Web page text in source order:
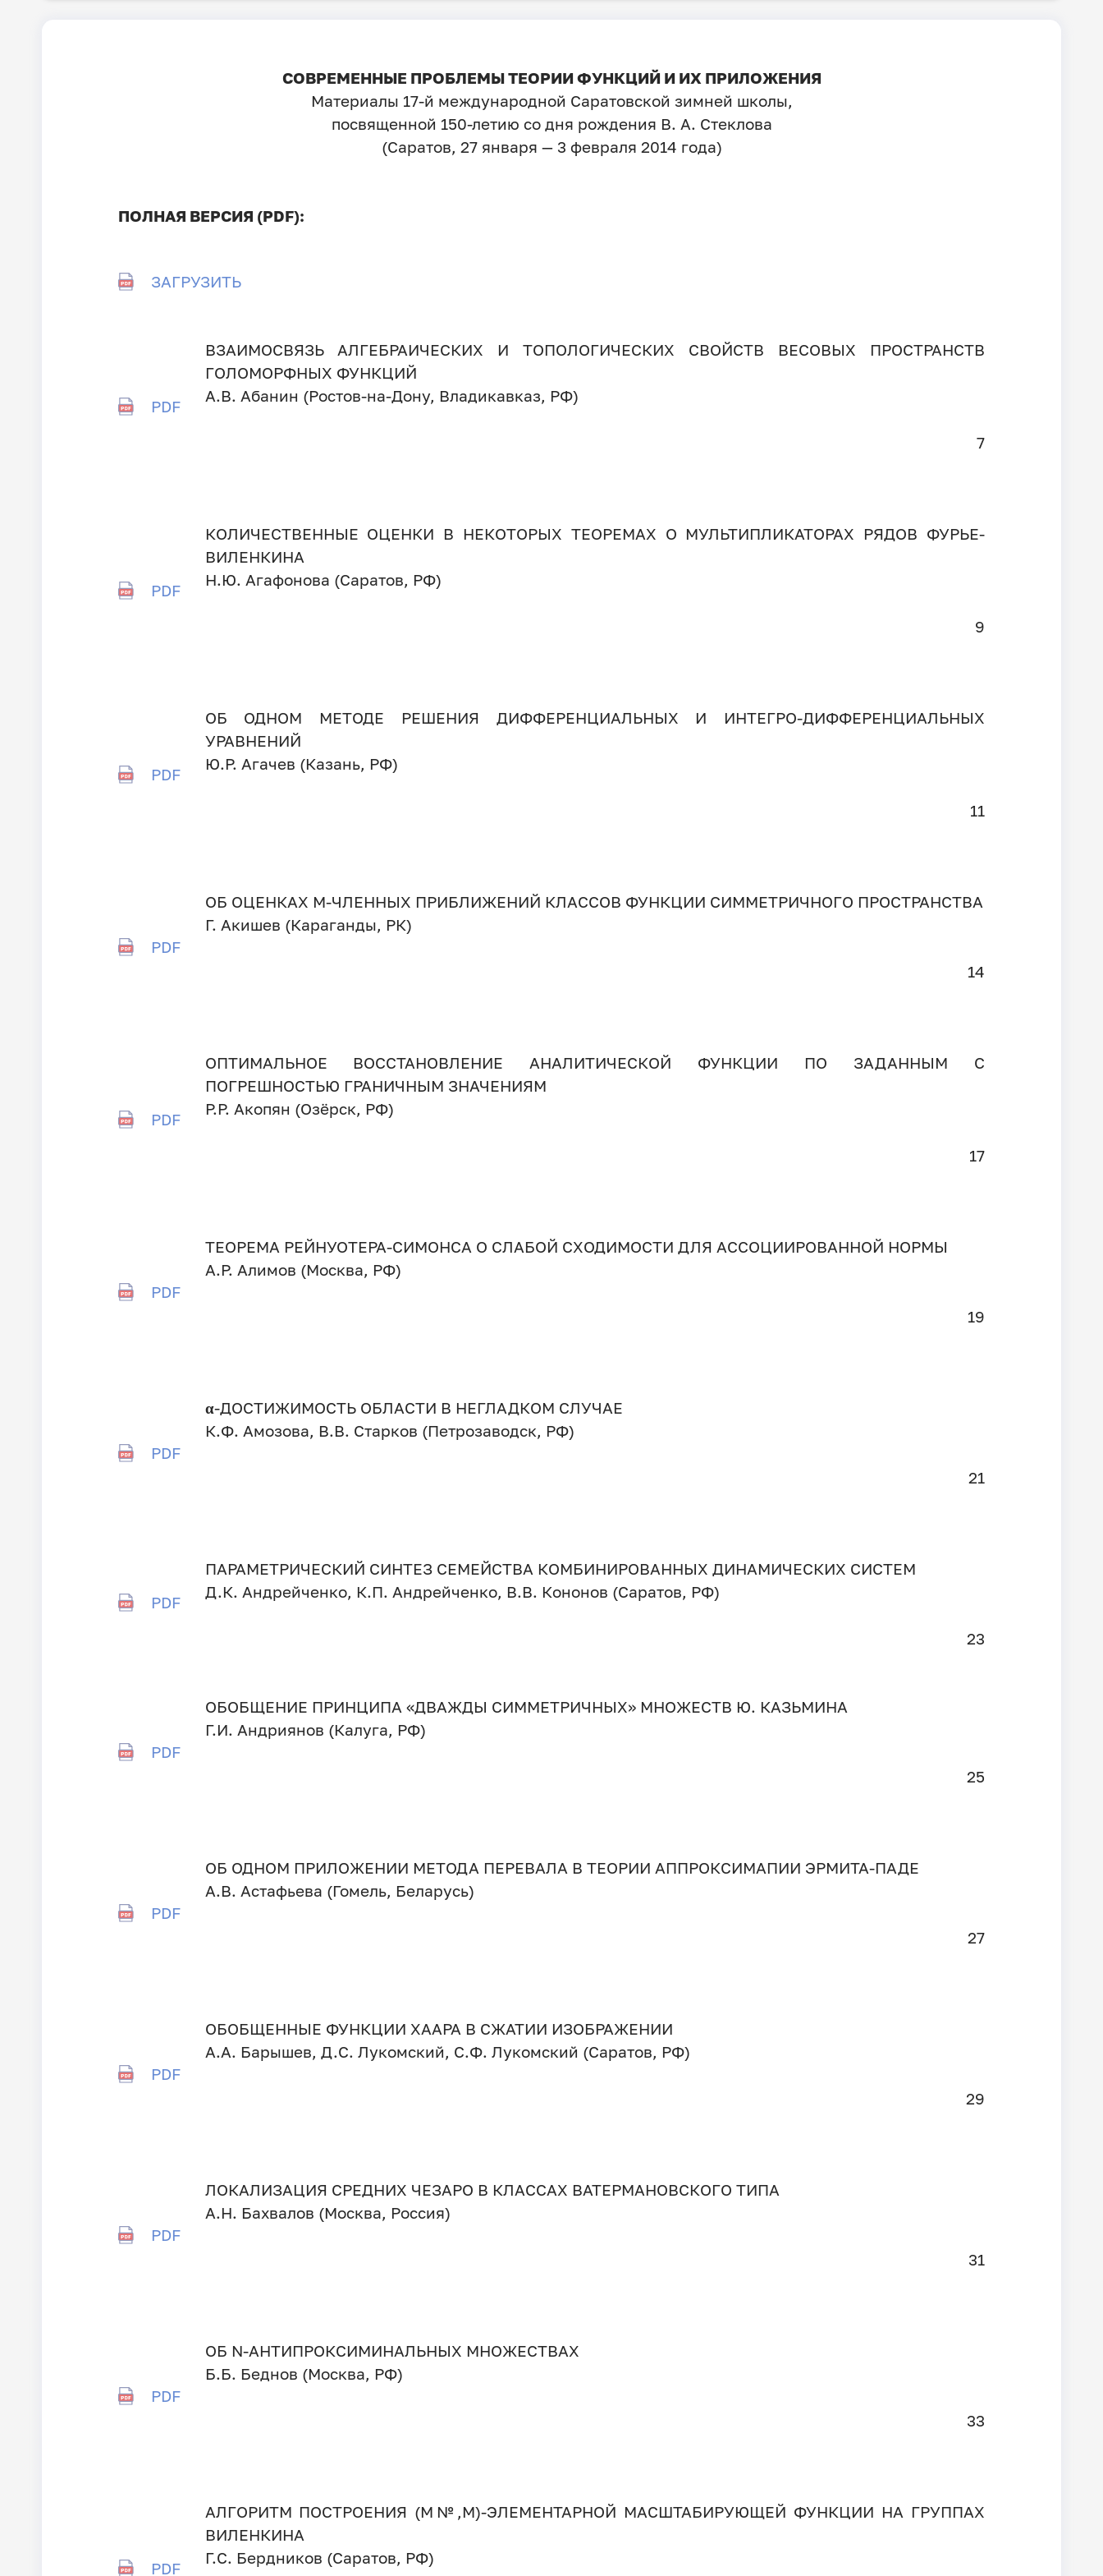
СОВРЕМЕННЫЕ ПРОБЛЕМЫ ТЕОРИИ ФУНКЦИЙ И ИХ ПРИЛОЖЕНИЯ
Материалы 17-й международной Саратовской зимней школы,
посвященной 150-летию со дня рождения В. А. Стеклова
(Саратов, 27 января — 3 февраля 2014 года)
ПОЛНАЯ ВЕРСИЯ (PDF):
ЗАГРУЗИТЬ
PDF
ВЗАИМОСВЯЗЬ АЛГЕБРАИЧЕСКИХ И ТОПОЛОГИЧЕСКИХ СВОЙСТВ ВЕСОВЫХ ПРОСТРАНСТВ
ГОЛОМОРФНЫХ ФУНКЦИЙ
А.В. Абанин (Ростов-на-Дону, Владикавказ, РФ)
7
PDF
КОЛИЧЕСТВЕННЫЕ ОЦЕНКИ В НЕКОТОРЫХ ТЕОРЕМАХ О МУЛЬТИПЛИКАТОРАХ РЯДОВ ФУРЬЕ-
ВИЛЕНКИНА
Н.Ю. Агафонова (Саратов, РФ)
9
PDF
ОБ ОДНОМ МЕТОДЕ РЕШЕНИЯ ДИФФЕРЕНЦИАЛЬНЫХ И ИНТЕГРО-ДИФФЕРЕНЦИАЛЬНЫХ
УРАВНЕНИЙ
Ю.Р. Агачев (Казань, РФ)
11
PDF
ОБ ОЦЕНКАХ М-ЧЛЕННЫХ ПРИБЛИЖЕНИЙ КЛАССОВ ФУНКЦИИ СИММЕТРИЧНОГО ПРОСТРАНСТВА
Г. Акишев (Караганды, РК)
14
PDF
ОПТИМАЛЬНОЕ ВОССТАНОВЛЕНИЕ АНАЛИТИЧЕСКОЙ ФУНКЦИИ ПО ЗАДАННЫМ С
ПОГРЕШНОСТЬЮ ГРАНИЧНЫМ ЗНАЧЕНИЯМ
Р.Р. Акопян (Озёрск, РФ)
17
PDF
ТЕОРЕМА РЕЙНУОТЕРА-СИМОНСА О СЛАБОЙ СХОДИМОСТИ ДЛЯ АССОЦИИРОВАННОЙ НОРМЫ
А.Р. Алимов (Москва, РФ)
19
PDF
α-ДОСТИЖИМОСТЬ ОБЛАСТИ В НЕГЛАДКОМ СЛУЧАЕ
К.Ф. Амозова, В.В. Старков (Петрозаводск, РФ)
21
PDF
ПАРАМЕТРИЧЕСКИЙ СИНТЕЗ СЕМЕЙСТВА КОМБИНИРОВАННЫХ ДИНАМИЧЕСКИХ СИСТЕМ
Д.К. Андрейченко, К.П. Андрейченко, В.В. Кононов (Саратов, РФ)
23
PDF
ОБОБЩЕНИЕ ПРИНЦИПА «ДВАЖДЫ СИММЕТРИЧНЫХ» МНОЖЕСТВ Ю. КАЗЬМИНА
Г.И. Андриянов (Калуга, РФ)
25
PDF
ОБ ОДНОМ ПРИЛОЖЕНИИ МЕТОДА ПЕРЕВАЛА В ТЕОРИИ АППРОКСИМАПИИ ЭРМИТА-ПАДЕ
А.В. Астафьева (Гомель, Беларусь)
27
PDF
ОБОБЩЕННЫЕ ФУНКЦИИ ХААРА В СЖАТИИ ИЗОБРАЖЕНИИ
А.А. Барышев, Д.С. Лукомский, С.Ф. Лукомский (Саратов, РФ)
29
PDF
ЛОКАЛИЗАЦИЯ СРЕДНИХ ЧЕЗАРО В КЛАССАХ ВАТЕРМАНОВСКОГО ТИПА
А.Н. Бахвалов (Москва, Россия)
31
PDF
ОБ N-АНТИПРОКСИМИНАЛЬНЫХ МНОЖЕСТВАХ
Б.Б. Беднов (Москва, РФ)
33
PDF
АЛГОРИТМ ПОСТРОЕНИЯ (М№,М)-ЭЛЕМЕНТАРНОЙ МАСШТАБИРУЮЩЕЙ ФУНКЦИИ НА ГРУППАХ
ВИЛЕНКИНА
Г.С. Бердников (Саратов, РФ)